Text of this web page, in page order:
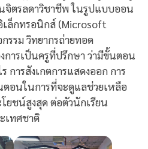
นจิตรลดาวิชาชีพ ในรูปแบบออน
ล็กทรอนิกส์ (Microsoft
รรม วิทยากรถ่ายทอด
ารเป็นครูที่ปรึกษา ว่ามีขั้นตอน
การสังเกตการแสดงออก การ
ตอนในการที่จะดูแลช่วยเหลือ
ยชน์สูงสุด ต่อตัวนักเรียน
เทศชาติ